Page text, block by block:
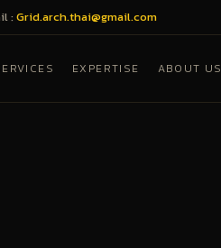
: Grid.arch.thai@gmail.com
EXPERTISE ABOUT US